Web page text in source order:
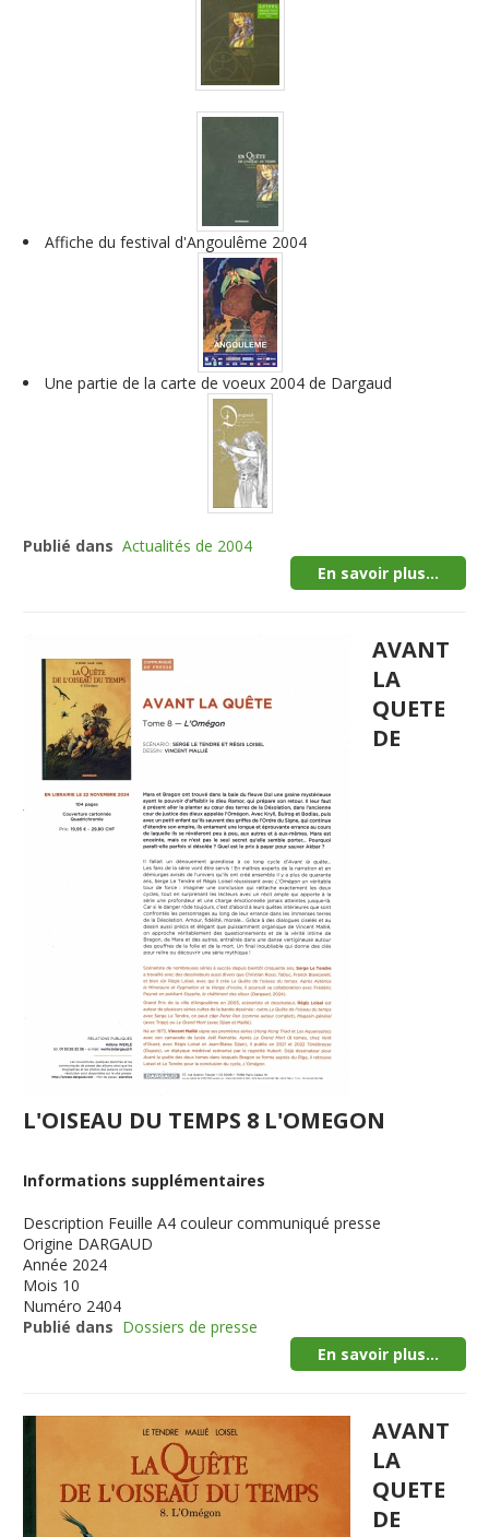
Affiche du festival d'Angoulême 2004
Une partie de la carte de voeux 2004 de Dargaud
Publié dans Actualités de 2004
En savoir plus...
AVANT
LA
QUETE
DE
L'OISEAU DU TEMPS 8 L'OMEGON
Informations supplémentaires
Description Feuille A4 couleur communiqué presse
Origine DARGAUD
Année 2024
Mois 10
Numéro 2404
Publié dans Dossiers de presse
En savoir plus...
AVANT
LA
QUETE
DE